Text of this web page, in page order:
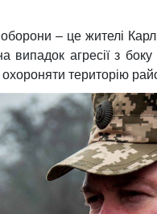
– це жителі
випадок агресії з
територію